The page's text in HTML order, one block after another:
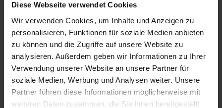
Diese Webseite verwendet Cookies
Wir verwenden Cookies, um Inhalte und Anzeigen zu
personalisieren, Funktionen für soziale Medien anbieten
zu können und die Zugriffe auf unsere Website zu
analysieren. Außerdem geben wir Informationen zu Ihrer
Verwendung unserer Website an unsere Partner für
soziale Medien, Werbung und Analysen weiter. Unsere
Partner führen diese Informationen möglicherweise mit
weiteren Daten zusammen, die Sie ihnen bereitgestellt
Für wen lohnt sich Motor Garagen?
Privatpersonen mit Zweitwagen oder Saisonfahrzeugen
Oldtimer- und Motorradbesitzer, die Wert auf Sicherheit
legen
Reisende mit Wohnmobil oder Wohnwagen
Gewerbetreibende, die Anhänger oder Transporter sicher
unterbringen möchten
Mit Motor Garagen gehört das Problem der fehlenden
Stellfläche der Vergangenheit an. Hier finden Sie eine sichere,
komfortable und professionelle Lösung für Ihr Fahrzeug.